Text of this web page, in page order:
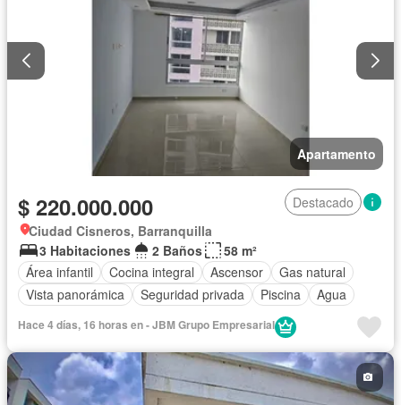
Apartamento
$ 220.000.000
Destacado
Ciudad Cisneros, Barranquilla
3 Habitaciones
2 Baños
58 m²
Área infantil
Cocina integral Ascensor
Gas natural
Vista panorámica
Seguridad privada Piscina Agua
Hace 4 días, 16 horas en - JBM Grupo Empresarial